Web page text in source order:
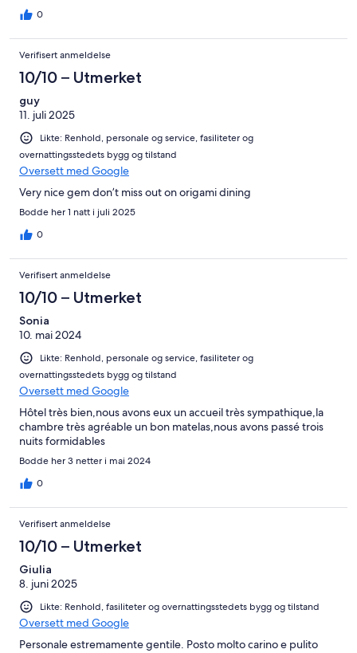
0
Verifisert anmeldelse
10/10 – Utmerket
guy
11. juli 2025
Likte: Renhold, personale og service, fasiliteter og
overnattingsstedets bygg og tilstand
Oversett med Google
Very nice gem don’t miss out on origami dining
Bodde her 1 natt i juli 2025
0
Verifisert anmeldelse
10/10 – Utmerket
Sonia
10. mai 2024
Likte: Renhold, personale og service, fasiliteter og
overnattingsstedets bygg og tilstand
Oversett med Google
Hôtel très bien,nous avons eux un accueil très sympathique,la
chambre très agréable un bon matelas,nous avons passé trois
nuits formidables
Bodde her 3 netter i mai 2024
0
Verifisert anmeldelse
10/10 – Utmerket
Giulia
8. juni 2025
Likte: Renhold, fasiliteter og overnattingsstedets bygg og tilstand
Oversett med Google
Personale estremamente gentile. Posto molto carino e pulito